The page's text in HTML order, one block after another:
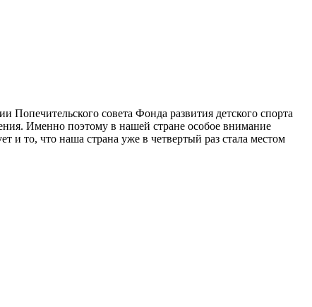
совета Фонда развития детского спорта
Именно поэтому в нашей стране особое внимание
и то, что наша страна уже в четвертый раз стала местом